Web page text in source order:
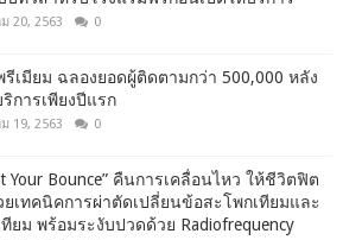
20, 2563 0
เมียม ฉลองยอดผู้ติดตามกว่า 500,000 หลัง
การเพียงปีแรก
19, 2563 0
Your Bounce” คืนการเคลื่อนไหว ให้ชีวิตฟิต
ยเทคนิคการผ่าตัดเปลี่ยนข้อสะโพกเทียมและ
ยม พร้อมระงับปวดด้วย Radiofrequency